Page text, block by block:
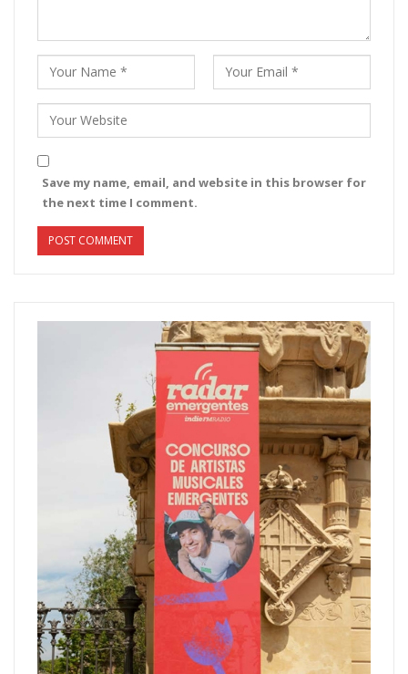
Save my name, email, and website in this browser for
the next time I comment.